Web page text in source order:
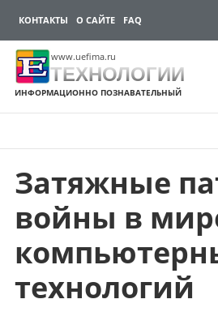
КОНТАКТЫ О САЙТЕ FAQ
www.uefima.ru
ТЕХНОЛОГИИ
ИНФОРМАЦИОННО ПОЗНАВАТЕЛЬНЫЙ
Перейти
содержимому
Затяжные
войны в
технологий